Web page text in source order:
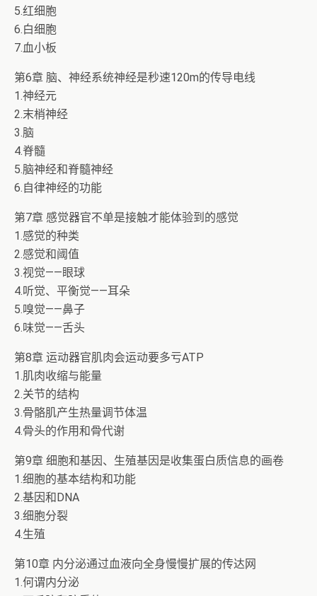
5.红细胞
6.白细胞
7.血小板
第6章 脑、神经系统神经是秒速120m的传导电线
1.神经元
2.末梢神经
3.脑
4.脊髓
5.脑神经和脊髓神经
6.自律神经的功能
第7章 感觉器官不单是接触才能体验到的感觉
1.感觉的种类
2.感觉和阈值
3.视觉——眼球
4.听觉、平衡觉——耳朵
5.嗅觉——鼻子
6.味觉——舌头
第8章 运动器官肌肉会运动要多亏ATP
1.肌肉收缩与能量
2.关节的结构
3.骨骼肌产生热量调节体温
4.骨头的作用和骨代谢
第9章 细胞和基因、生殖基因是收集蛋白质信息的画卷
1.细胞的基本结构和功能
2.基因和DNA
3.细胞分裂
4.生殖
第10章 内分泌通过血液向全身慢慢扩展的传达网
1.何谓内分泌